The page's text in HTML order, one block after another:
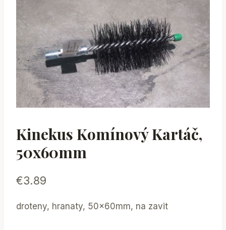
Kinekus Komínový Kartáč,
50x60mm
€3.89
droteny, hranaty, 50x60mm, na zavit